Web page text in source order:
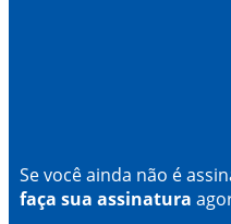
Se você ainda não é
faça sua assinatura